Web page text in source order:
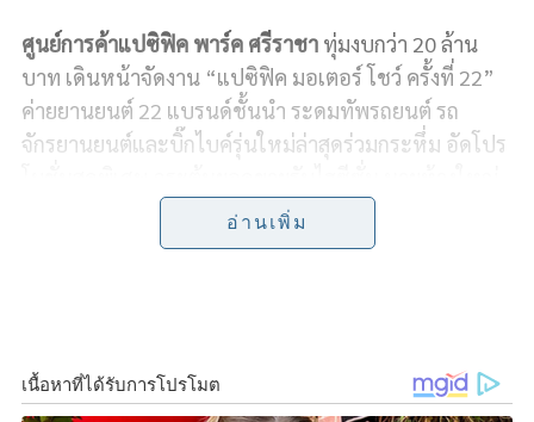
c
e
b
n
e
i
t
t
e
r
p
y
L
i
n
e
ศูนย์การค้าแปซิฟิค พาร์ค ศรีราชาทุ่มงบกว่า 20 ล้าน
บาท เดินหน้าจัดงาน “แปซิฟิค มอเตอร์ โชว์ ครั้งที่ 22”
ค่ายยานยนต์ 22 แบรนด์ชั้นนำ ระดมทัพรถยนต์ รถ
จักรยานยนต์และบิ๊กไบค์รุ่นใหม่ล่าสุดร่วมกระหึ่ม อัดโปร
ใจป้ำ! ควักเงินสดกว่า 500,000 บาท อัดโปรโมชั่นเสริม
เพิ่มเติมจากค่ายยานยนต์ ตอกย้ำเบอร์หนึ่งสุดยอด
สะพัดกว่า 700 ล้านบาท ยอดจองยานยนต์ 750 คัน มีผู้
ชมงานกว่า 540,000 คน
อ่านเพิ่ม